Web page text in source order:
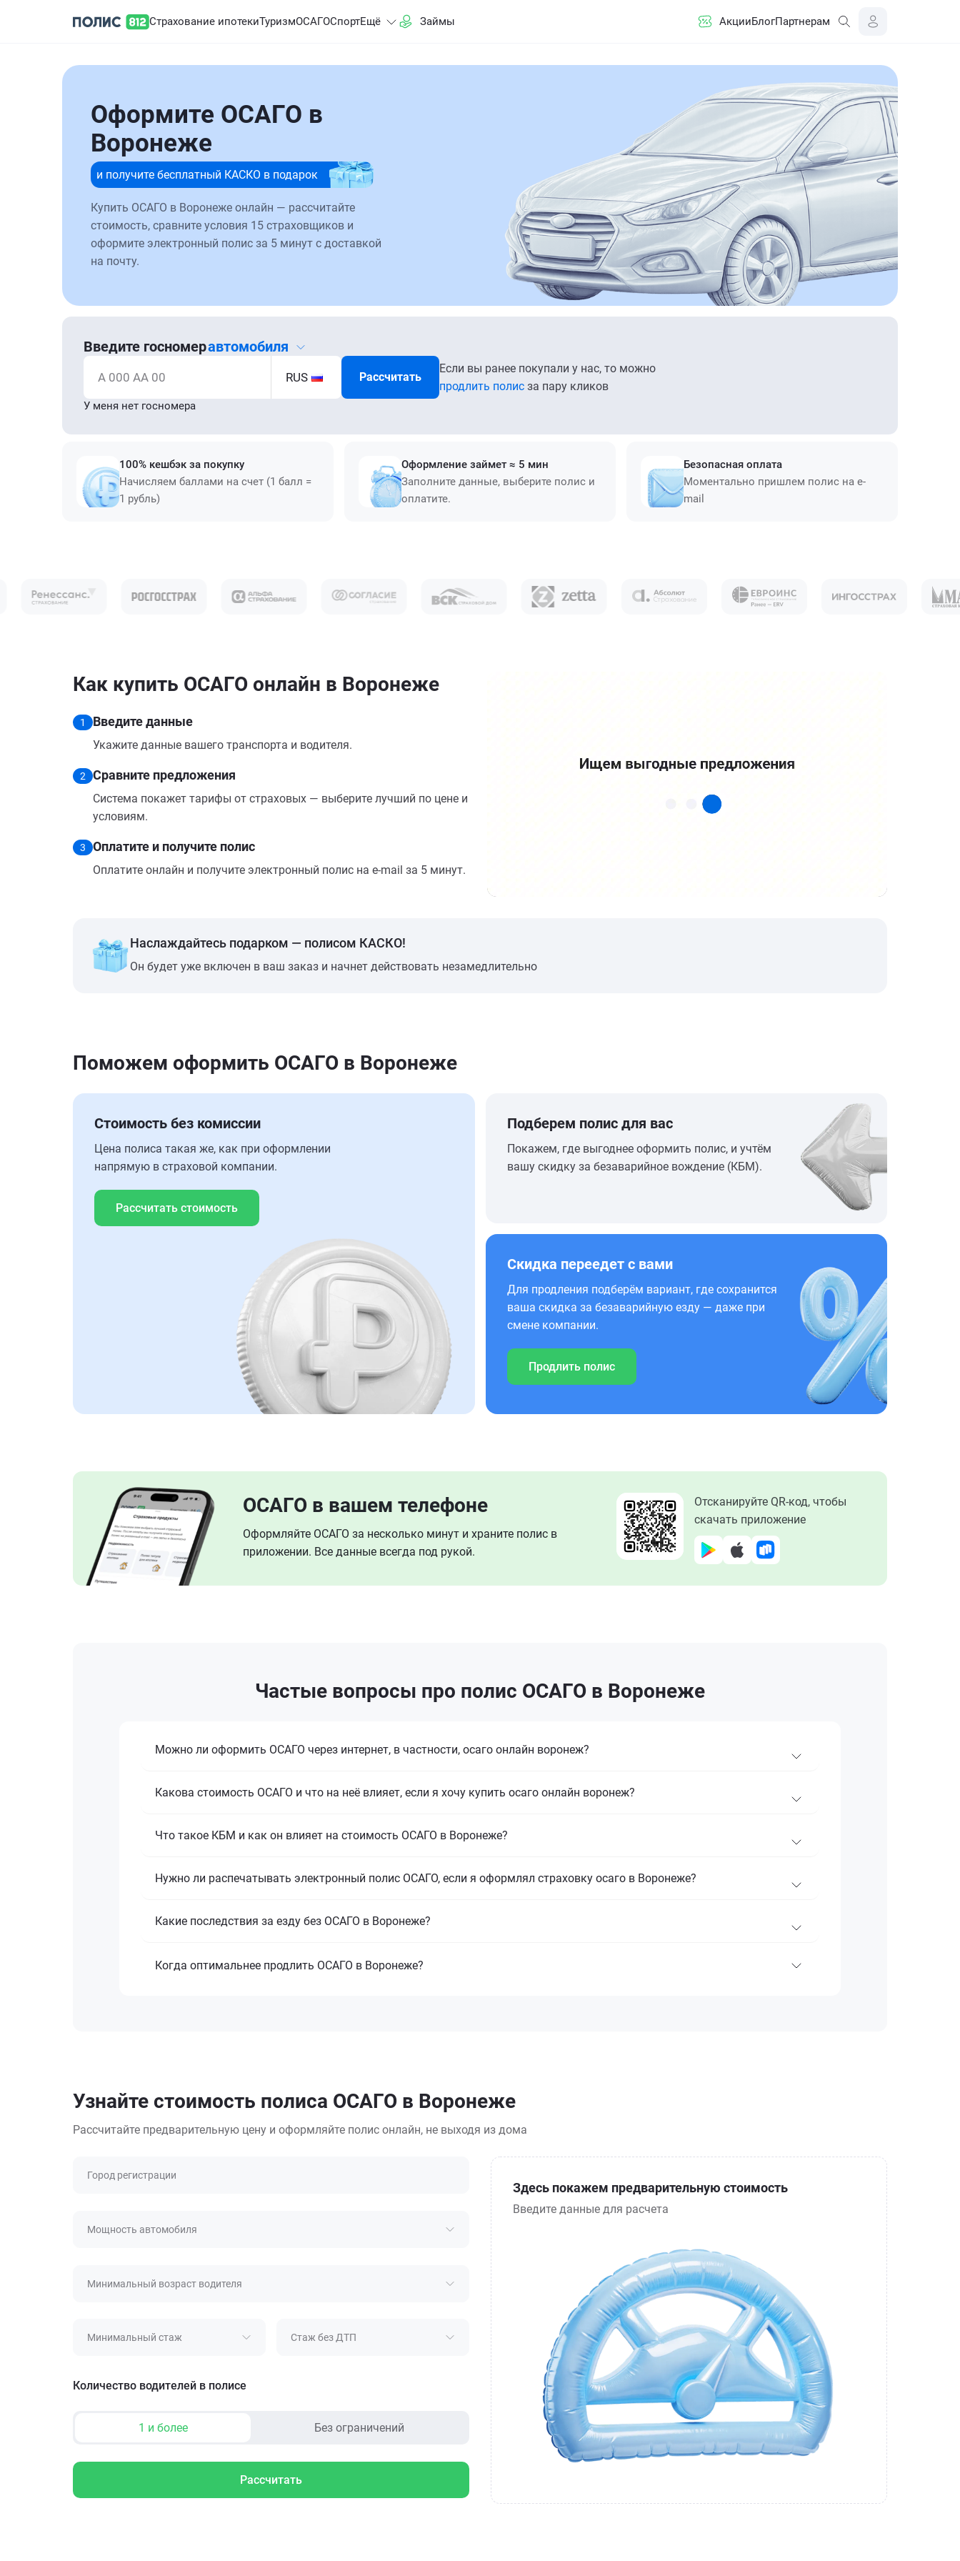
Страхование ипотекиТуризмОСАГОСпортЕщё Займы АкцииБлогПартнерам
Оформите ОСАГО в
Воронеже
и получите бесплатный КАСКО в подарок
Купить ОСАГО в Воронеже онлайн — рассчитайте
стоимость, сравните условия 15 страховщиков и
оформите электронный полис за 5 минут с доставкой
на почту.
Введите госномеравтомобиля
А 000 АА 00 RUS Рассчитать
Если вы ранее покупали у нас, то можно
продлить полис за пару кликов
У меня нет госномера
100% кешбэк за покупку
Начисляем баллами на счет (1 балл =
1 рубль)
Оформление займет ≈ 5 мин
Заполните данные, выберите полис и
оплатите.
Безопасная оплата
Моментально пришлем полис на e-
mail
Как купить ОСАГО онлайн в Воронеже
1 Введите данные
Укажите данные вашего транспорта и водителя.
2 Сравните предложения
Система покажет тарифы от страховых — выберите лучший по цене и
условиям.
3 Оплатите и получите полис
Оплатите онлайн и получите электронный полис на e-mail за 5 минут.
Наслаждайтесь подарком — полисом КАСКО!
Он будет уже включен в ваш заказ и начнет действовать незамедлительно
Поможем оформить ОСАГО в Воронеже
Стоимость без комиссии
Цена полиса такая же, как при оформлении
напрямую в страховой компании.
Рассчитать стоимость
Подберем полис для вас
Покажем, где выгоднее оформить полис, и учтём
вашу скидку за безаварийное вождение (КБМ).
Скидка переедет с вами
Для продления подберём вариант, где сохранится
ваша скидка за безаварийную езду — даже при
смене компании.
Продлить полис
ОСАГО в вашем телефоне
Оформляйте ОСАГО за несколько минут и храните полис в
приложении. Все данные всегда под рукой.
Отсканируйте QR-код, чтобы
скачать приложение
Частые вопросы про полис ОСАГО в Воронеже
Можно ли оформить ОСАГО через интернет, в частности, осаго онлайн воронеж?
Какова стоимость ОСАГО и что на неё влияет, если я хочу купить осаго онлайн воронеж?
Что такое КБМ и как он влияет на стоимость ОСАГО в Воронеже?
Нужно ли распечатывать электронный полис ОСАГО, если я оформлял страховку осаго в Воронеже?
Какие последствия за езду без ОСАГО в Воронеже?
Когда оптимальнее продлить ОСАГО в Воронеже?
Узнайте стоимость полиса ОСАГО в Воронеже
Рассчитайте предварительную цену и оформляйте полис онлайн, не выходя из дома
Город регистрации
Мощность автомобиля
Минимальный возраст водителя
Минимальный стаж Стаж без ДТП
Количество водителей в полисе
1 и более Без ограничений
Рассчитать
Здесь покажем предварительную стоимость
Введите данные для расчета